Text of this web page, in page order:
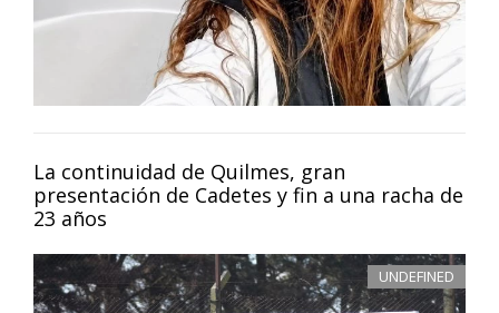
La continuidad de Quilmes, gran
presentación de Cadetes y fin a una racha de
23 años
UNDEFINED